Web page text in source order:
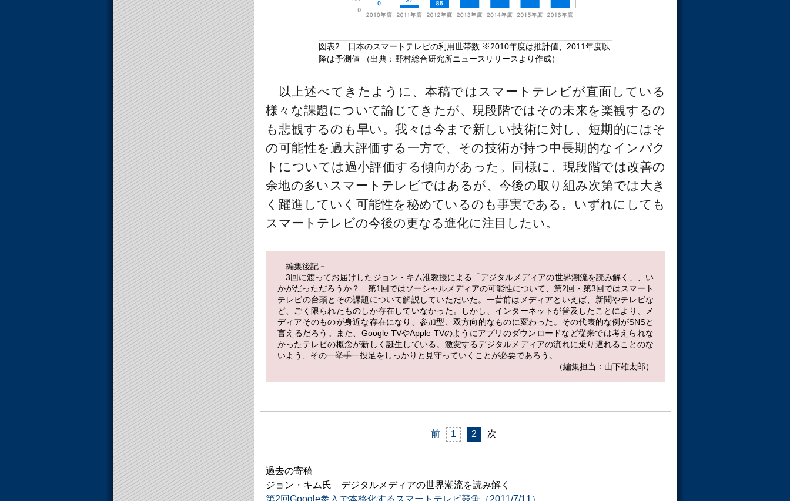
図表2 日本のスマートテレビの利用世帯数 ※2010年度は推計値、2011年度以
降は予測値 （出典：野村総合研究所ニュースリリースより作成）
以上述べてきたように、本稿ではスマートテレビが直面している
様々な課題について論じてきたが、現段階ではその未来を楽観するの
も悲観するのも早い。我々は今まで新しい技術に対し、短期的にはそ
の可能性を過大評価する一方で、その技術が持つ中長期的なインパク
トについては過小評価する傾向があった。同様に、現段階では改善の
余地の多いスマートテレビではあるが、今後の取り組み次第では大き
く躍進していく可能性を秘めているのも事実である。いずれにしても
スマートテレビの今後の更なる進化に注目したい。
―編集後記－
3回に渡ってお届けしたジョン・キム准教授による「デジタルメディアの世界潮流を読み解く」、い
かがだっただろうか？ 第1回ではソーシャルメディアの可能性について、第2回・第3回ではスマート
テレビの台頭とその課題について解説していただいた。一昔前はメディアといえば、新聞やテレビな
ど、ごく限られたものしか存在していなかった。しかし、インターネットが普及したことにより、メ
ディアそのものが身近な存在になり、参加型、双方向的なものに変わった。その代表的な例がSNSと
言えるだろう。また、Google TVやApple TVのようにアプリのダウンロードなど従来では考えられな
かったテレビの概念が新しく誕生している。激変するデジタルメディアの流れに乗り遅れることのな
いよう、その一挙手一投足をしっかりと見守っていくことが必要であろう。
（編集担当：山下雄太郎）
前 1 2 次
過去の寄稿
ジョン・キム氏 デジタルメディアの世界潮流を読み解く
第2回Google参入で本格化するスマートテレビ競争（2011/7/11）